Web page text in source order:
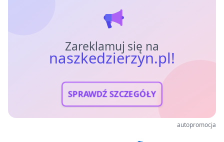
Zareklamuj się na
naszkedzierzyn.pl!
SPRAWDŹ SZCZEGÓŁY
autopromocja